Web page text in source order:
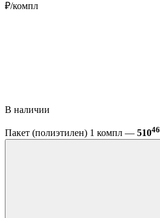
₽/компл
В наличии
Пакет (полиэтилен) 1 компл — 51046